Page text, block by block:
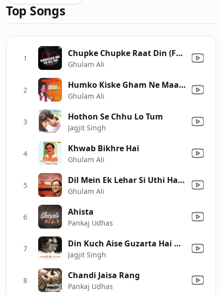
Top Songs
1 Chupke Chupke Raat Din (From "Nikaah")
Ghulam Ali
2 Humko Kiske Gham Ne Maara
Ghulam Ali
3 Hothon Se Chhu Lo Tum
Jagjit Singh
4 Khwab Bikhre Hai
Ghulam Ali
5 Dil Mein Ek Lehar Si Uthi Hai (Live)
Ghulam Ali
6 Ahista
Pankaj Udhas
7 Din Kuch Aise Guzarta Hai Koi
Jagjit Singh
8 Chandi Jaisa Rang
Pankaj Udhas